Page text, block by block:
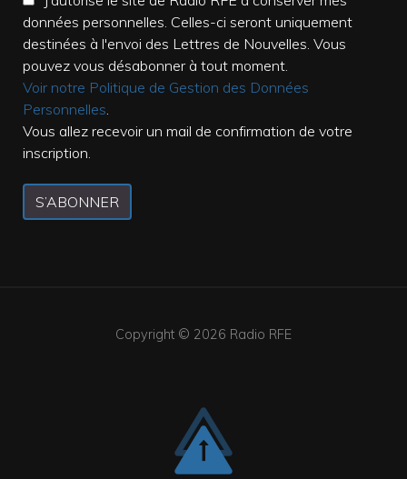
données personnelles. Celles-ci seront uniquement
destinées à l'envoi des Lettres de Nouvelles. Vous
pouvez vous désabonner à tout moment.
Voir notre Politique de Gestion des Données
Personnelles.
Vous allez recevoir un mail de confirmation de votre
inscription.
S’ABONNER
Copyright © 2026 Radio RFE